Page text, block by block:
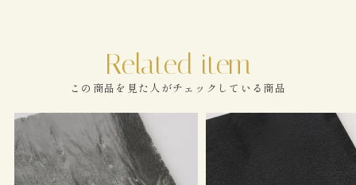
この商品を見た人がチェックしている商品